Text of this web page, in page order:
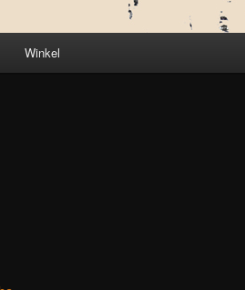
Winkel